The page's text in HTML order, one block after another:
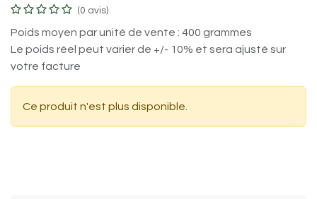
(0 avis)
Poids moyen par unité de vente : 400 grammes
Le poids réel peut varier de +/- 10% et sera ajusté sur
votre facture
Ce produit n'est plus disponible.